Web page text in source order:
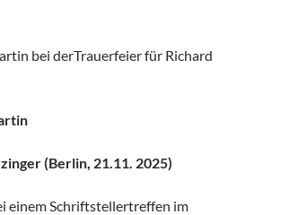
bei derTrauerfeier für Richard
(Berlin, 21.11. 2025)
einem Schriftstellertreffen im